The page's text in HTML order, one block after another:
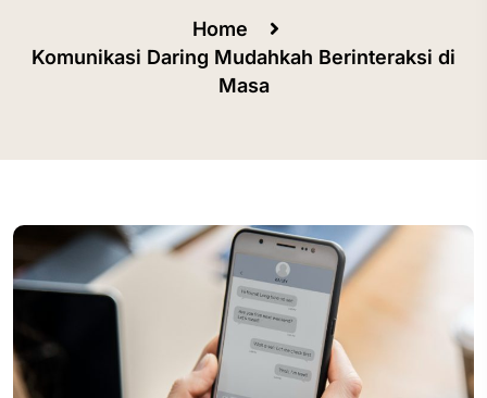
Home
Komunikasi Daring Mudahkah Berinteraksi di
Masa